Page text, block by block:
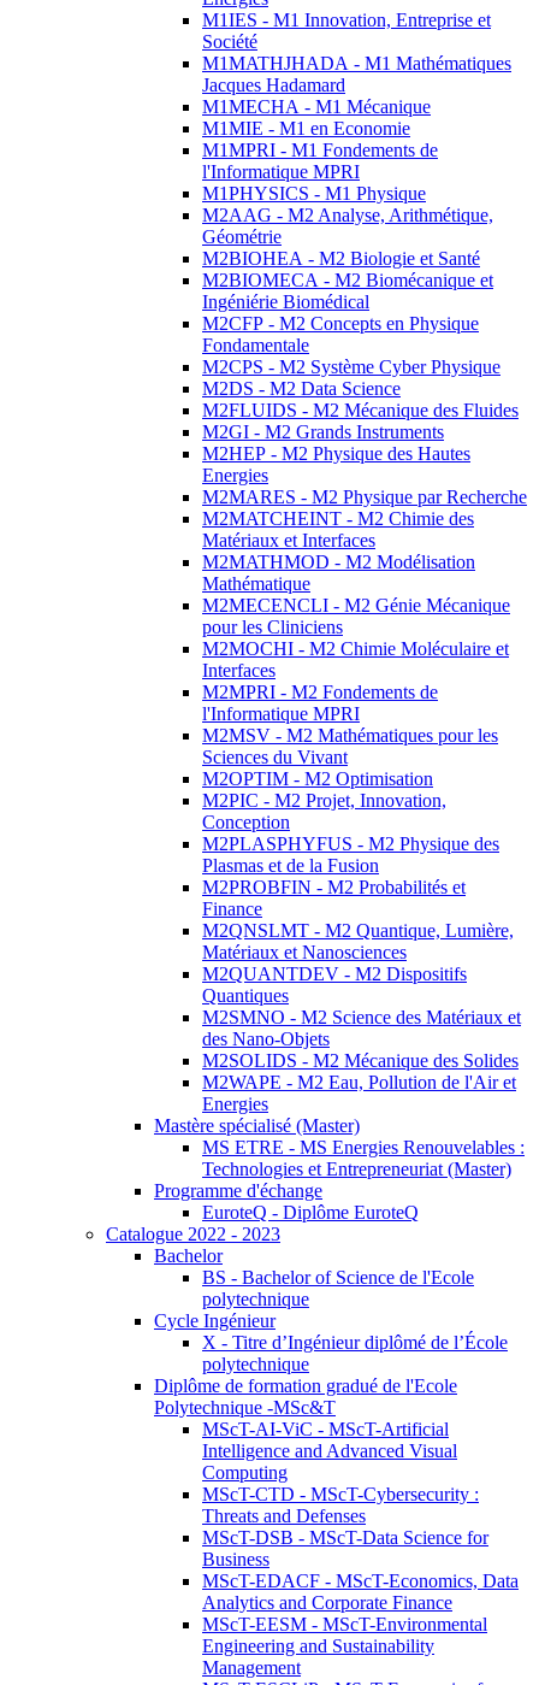
M1IES - M1 Innovation, Entreprise et
Société
M1MATHJHADA - M1 Mathématiques
Jacques Hadamard
M1MECHA - M1 Mécanique
M1MIE - M1 en Economie
M1MPRI - M1 Fondements de
l'Informatique MPRI
M1PHYSICS - M1 Physique
M2AAG - M2 Analyse, Arithmétique,
Géométrie
M2BIOHEA - M2 Biologie et Santé
M2BIOMECA - M2 Biomécanique et
Ingéniérie Biomédical
M2CFP - M2 Concepts en Physique
Fondamentale
M2CPS - M2 Système Cyber Physique
M2DS - M2 Data Science
M2FLUIDS - M2 Mécanique des Fluides
M2GI - M2 Grands Instruments
M2HEP - M2 Physique des Hautes
Energies
M2MARES - M2 Physique par Recherche
M2MATCHEINT - M2 Chimie des
Matériaux et Interfaces
M2MATHMOD - M2 Modélisation
Mathématique
M2MECENCLI - M2 Génie Mécanique
pour les Cliniciens
M2MOCHI - M2 Chimie Moléculaire et
Interfaces
M2MPRI - M2 Fondements de
l'Informatique MPRI
M2MSV - M2 Mathématiques pour les
Sciences du Vivant
M2OPTIM - M2 Optimisation
M2PIC - M2 Projet, Innovation,
Conception
M2PLASPHYFUS - M2 Physique des
Plasmas et de la Fusion
M2PROBFIN - M2 Probabilités et
Finance
M2QNSLMT - M2 Quantique, Lumière,
Matériaux et Nanosciences
M2QUANTDEV - M2 Dispositifs
Quantiques
M2SMNO - M2 Science des Matériaux et
des Nano-Objets
M2SOLIDS - M2 Mécanique des Solides
M2WAPE - M2 Eau, Pollution de l'Air et
Energies
Mastère spécialisé (Master)
MS ETRE - MS Energies Renouvelables :
Technologies et Entrepreneuriat (Master)
Programme d'échange
EuroteQ - Diplôme EuroteQ
Catalogue 2022 - 2023
Bachelor
BS - Bachelor of Science de l'Ecole
polytechnique
Cycle Ingénieur
X - Titre d’Ingénieur diplômé de l’École
polytechnique
Diplôme de formation gradué de l'Ecole
Polytechnique -MSc&T
MScT-AI-ViC - MScT-Artificial
Intelligence and Advanced Visual
Computing
MScT-CTD - MScT-Cybersecurity :
Threats and Defenses
MScT-DSB - MScT-Data Science for
Business
MScT-EDACF - MScT-Economics, Data
Analytics and Corporate Finance
MScT-EESM - MScT-Environmental
Engineering and Sustainability
Management